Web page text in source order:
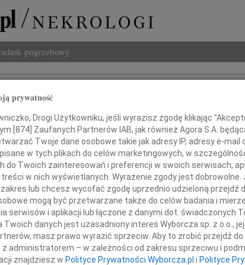
pogrzebowy
A. Chrościcki
16 stycznia 2024 roku zmarł
prywatność
Drogi Użytkowniku, jeśli wyrazisz zgodę klikając
[ 874 ] Zaufanych Partnerów IAB, jak również Agora S.A.
Twoje dane osobowe takie jak adresy IP, adresy e-
w tych plikach do celów marketingowych, w
do Twoich zainteresowań i preferencji w swoich serwisach,
w nich wyświetlanych. Wyrażenie zgody jest
lub chcesz wycofać zgodę uprzednio udzieloną przejdź
mogą być przetwarzane także do celów badania i
serwisów i aplikacji lub łączone z danymi dot. świadczonych
danych jest uzasadniony interes Wyborcza sp. z o.o., jej
masz prawo wyrazić sprzeciw. Aby to zrobić przejdź do
administratorem – w zależności od zakresu sprzeciwu i
znajdziesz w Polityce Prywatności Wyborcza.pl i Polityce